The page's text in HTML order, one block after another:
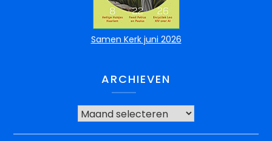
Samen Kerk juni 2026
ARCHIEVEN